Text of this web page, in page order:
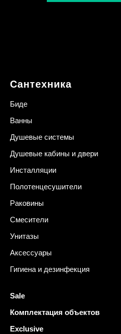
Сантехника
Биде
Ванны
Душевые системы
Душевые кабины и двери
Инсталляции
Полотенцесушители
Раковины
Смесители
Унитазы
Аксессуары
Гигиена и дезинфекция
Sale
Комплектация объектов
Exclusive